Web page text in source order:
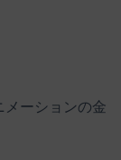
メーションの金